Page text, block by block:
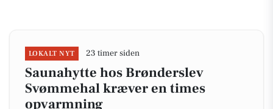
LOKALT NYT 23 timer siden
Saunahytte hos Brønderslev
Svømmehal kræver en times
opvarmning